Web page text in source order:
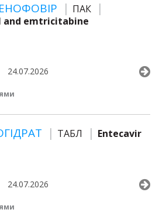
ПАК
and emtricitabine
24.07.2026
ТАБЛ Entecavir
24.07.2026